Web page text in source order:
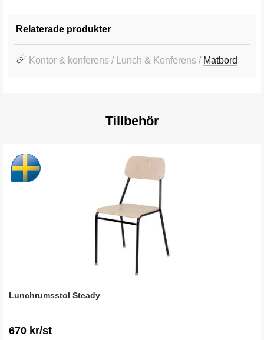
Relaterade produkter
Kontor & konferens / Lunch & Konferens / Matbord
Tillbehör
Lunchrumsstol Steady
670 kr/st